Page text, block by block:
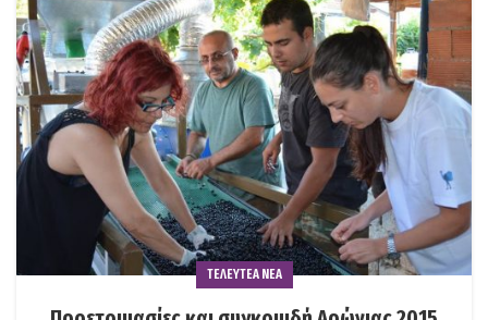
ΤΕΛΕΥΤΕΑ ΝΕΑ